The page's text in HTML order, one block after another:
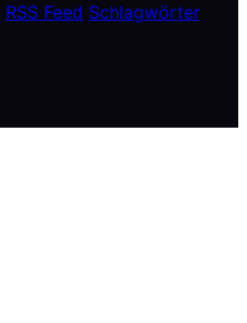
RSS Feed Schlagwörter